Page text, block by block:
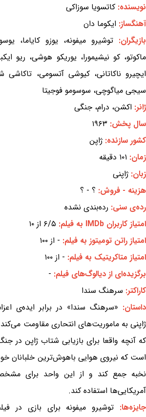
نویسنده: کاتسویا سوزاکی
آهنگساز: ایکوما دان
بازیگران: توشیرو میفونه، یوزو کایاما،
ماکوتو، کو نیشیمورا، یوریکو هوشی، ریو
ایچیرو ناکاتانی، کیوشی آتسومی، تاکاشی
سیجی میاگوچی، سوسومو فوجیتا
ژانر: اکشن، درام، جنگی
سال پخش: ۱۹۶۳
کشور سازنده: ژاپن
زمان: ۱۰۱ دقیقه
زبان: ژاپنی
هزینه - فروش: ؟ - ؟
رده‌ی سنی: رده‌بندی نشده
امتیاز کاربران IMDb به فیلم:
۶/۵ از ۱۰
امتیاز راتن تومیتوز به فیلم: - از ۱۰۰
امتیاز متاکریتیک به فیلم: - از ۱۰۰
برگزیده‌ای از دیالوگ‌های فیلم: -
کاراکتر: سرهنگ سندا
داستان: «سرهنگ سندا» در برابر ایده‌ی
ژاپنی به ماموریت‌های انتحاری مقاومت
که آنچه واقعا برای بازیابی شتاب ژاپن در
است که نیروی هوایی باهوش‌ترین خلبانان
نخبه جمع کند و از این واحد برای
آمریکایی‌ها استفاده کند.
جایزه‌ها: توشیرو میفونه برای بازی در